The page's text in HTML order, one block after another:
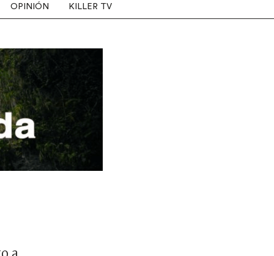
OPINIÓN KILLER TV